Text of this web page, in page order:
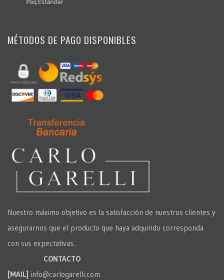
MÉTODOS DE PAGO DISPONIBLES
Nuestro máximo objetivo es la satisfacción de nuestros clientes y
asegurarnos que el producto que haya adquirido corresponda
con sus expectativas.
CONTACTO
[MAIL] info@carlogarelli.com